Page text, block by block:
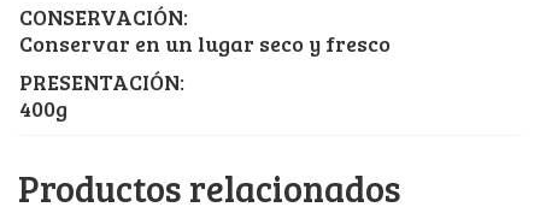
CONSERVACIÓN:
Conservar en un lugar seco y fresco
PRESENTACIÓN:
400g
Productos relacionados